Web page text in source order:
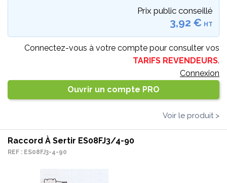
Prix public conseillé
3,92 € HT
Connectez-vous à votre compte pour consulter vos
TARIFS REVENDEURS.
Connexion
Ouvrir un compte PRO
Voir le produit >
Raccord À Sertir ES08FJ3/4-90
REF : ES08FJ3-4-90